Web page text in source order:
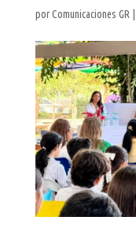
porComunicaciones GR|